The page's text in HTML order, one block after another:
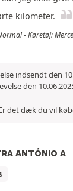
kilometer.
- Køretøj:
indsendt den
den
det dæk du vil
ANTÓNIO A